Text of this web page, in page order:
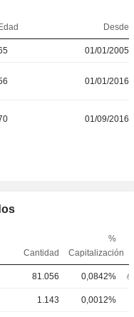
Edad Desde
01/01/2005
01/01/2016
01/09/2016
Cantidad
%
Capitalización
81.056 0,0842%
1.143 0,0012%